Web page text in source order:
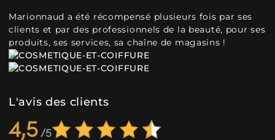
Marionnaud a été récompensé plusieurs fois par ses
clients et par des professionnels de la beauté, pour ses
produits, ses services, sa chaîne de magasins !
L'avis des clients
4,5